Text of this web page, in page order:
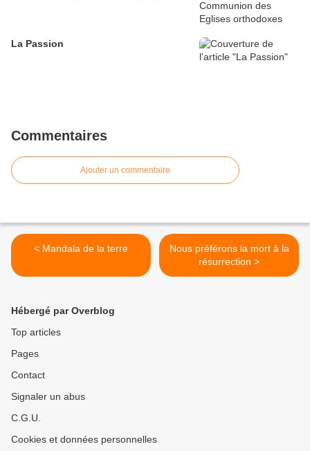
La Passion
Commentaires
Ajouter un commentaire
< Mandala de la terre
Nous préférons la mort à la
résurrection >
Hébergé par Overblog
Top articles
Pages
Contact
Signaler un abus
C.G.U.
Cookies et données personnelles